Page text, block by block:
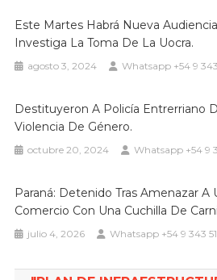
Este Martes Habrá Nueva
Investiga La Toma De La Uocra.
agosto 3, 2024 Whatsapp +54 9
Destituyeron A Policía Entrerriano
Violencia De Género.
octubre 20, 2024 Whatsapp +54 9
Paraná: Detenido Tras Amenazar A
Comercio Con Una Cuchilla De
julio 4, 2026 Whatsapp +54 9 343